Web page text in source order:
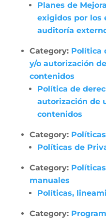
Planes de
exigidos por los
auditoría
Category: Política
y/o autorización
contenidos
Política de
autorización de
contenidos
Category:
Políticas de
Category:
manuales
Políticas,
Category: